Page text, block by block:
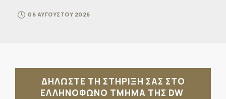
06 ΑΥΓΟΥΣΤΟΥ 2026
ΔΗΛΩΣΤΕ ΤΗ ΣΤΗΡΙΞΗ ΣΑΣ ΣΤΟ
ΕΛΛΗΝΟΦΩΝΟ ΤΜΗΜΑ ΤΗΣ DW